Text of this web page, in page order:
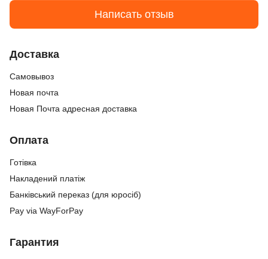
Написать отзыв
Доставка
Cамовывоз
Новая почта
Новая Почта адресная доставка
Оплата
Готівка
Накладений платіж
Банківський переказ (для юросіб)
Pay via WayForPay
Гарантия